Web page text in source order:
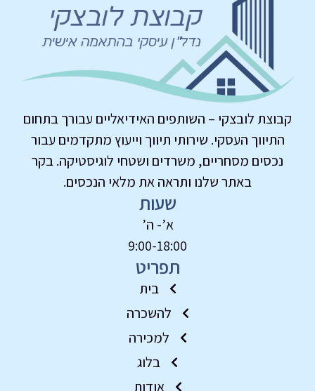
קבוצת לובצקי – השותפים האידיאליים עבורך בתחום
התיווך העסקי. שירותי תיווך וייעוץ מתקדמים עבור
נכסים מסחריים, משרדים ושטחי לוגיסטיקה. בקר
באתר שלנו ותראה את מלאי הנכסים.
שעות
א’- ה’
9:00-18:00
תפריט
בית
להשכרה
למכירה
בלוג
אודות